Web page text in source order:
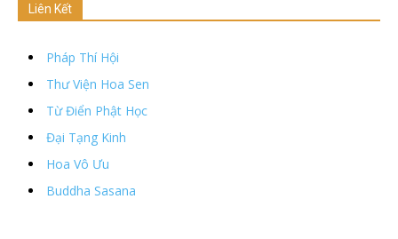
Liên Kết
Pháp Thí Hội
Thư Viện Hoa Sen
Từ Điển Phật Học
Đại Tạng Kinh
Hoa Vô Ưu
Buddha Sasana